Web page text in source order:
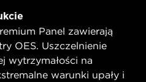
Panel zawierają
OES. Uszczelnienie
wytrzymałości na
warunki upały i